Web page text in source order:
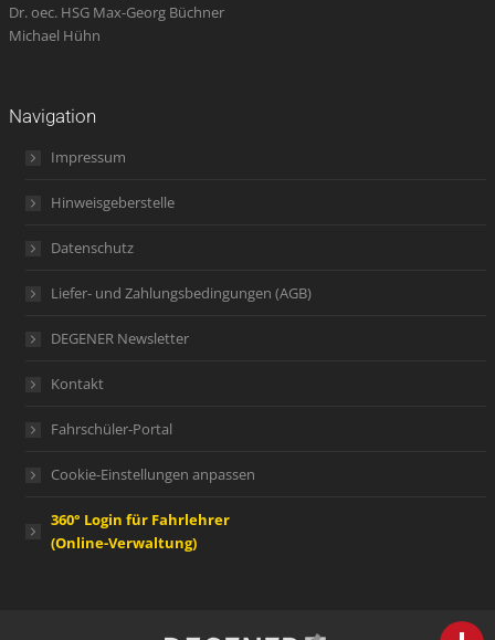
Dr. oec. HSG Max-Georg Büchner
Michael Hühn
Navigation
Impressum
Hinweisgeberstelle
Datenschutz
Liefer- und Zahlungsbedingungen (AGB)
DEGENER Newsletter
Kontakt
Fahrschüler-Portal
Cookie-Einstellungen anpassen
360° Login für Fahrlehrer
(Online-Verwaltung)